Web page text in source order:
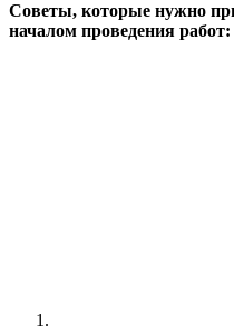
Советы, которые нужно
началом проведения работ: